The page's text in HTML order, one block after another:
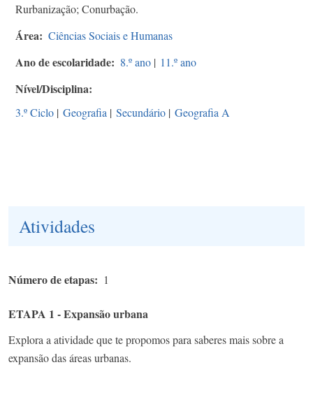
Rurbanização; Conurbação.
Área Ciências Sociais e Humanas
Ano de escolaridade 8.º ano | 11.º ano
Nível/Disciplina
3.º Ciclo | Geografia | Secundário | Geografia A
Atividades
Número de etapas 1
ETAPA 1 - Expansão urbana
Explora a atividade que te propomos para saberes mais sobre a
expansão das áreas urbanas.